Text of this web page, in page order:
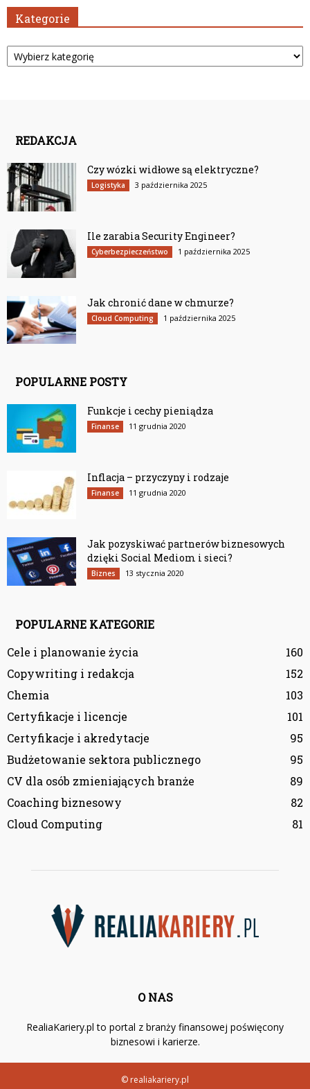
Kategorie
Kategorie
REDAKCJA
Czy wózki widłowe są elektryczne?
Logistyka 3 października 2025
Ile zarabia Security Engineer?
Cyberbezpieczeństwo 1 października 2025
Jak chronić dane w chmurze?
Cloud Computing 1 października 2025
POPULARNE POSTY
Funkcje i cechy pieniądza
Finanse 11 grudnia 2020
Inflacja – przyczyny i rodzaje
Finanse 11 grudnia 2020
Jak pozyskiwać partnerów biznesowych
dzięki Social Mediom i sieci?
Biznes 13 stycznia 2020
POPULARNE KATEGORIE
Cele i planowanie życia
160
Copywriting i redakcja
152
Chemia
103
Certyfikacje i licencje
101
Certyfikacje i akredytacje
95
Budżetowanie sektora publicznego
95
CV dla osób zmieniających branże
89
Coaching biznesowy
82
Cloud Computing
81
O NAS
RealiaKariery.pl to portal z branży finansowej poświęcony
biznesowi i karierze.
© realiakariery.pl